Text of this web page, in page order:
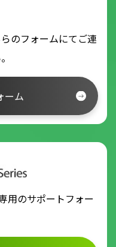
のフォームにてご連
ーム
用のサポートフォー